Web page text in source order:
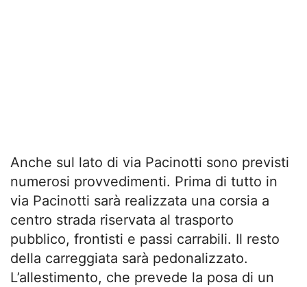
Anche sul lato di via Pacinotti sono previsti
numerosi provvedimenti. Prima di tutto in
via Pacinotti sarà realizzata una corsia a
centro strada riservata al trasporto
pubblico, frontisti e passi carrabili. Il resto
della carreggiata sarà pedonalizzato.
L’allestimento, che prevede la posa di un